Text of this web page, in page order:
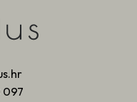
097